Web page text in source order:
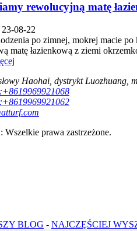
rewolucyjną matę
08-22
po zimnej, mokrej macie
matę łazienkową z ziemi
Haohai, dystrykt Luozhuang,
+8619969921068
+8619969921062
prawa zastrzeżone.
BLOG - NAJCZĘŚCIEJ